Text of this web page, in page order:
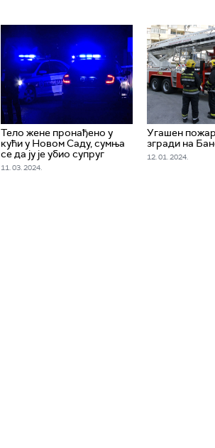
Тело жене пронађено у
кући у Новом Саду, сумња
се да ју је убио супруг
11. 03. 2024.
Угашен
згради на
12. 01. 2024.